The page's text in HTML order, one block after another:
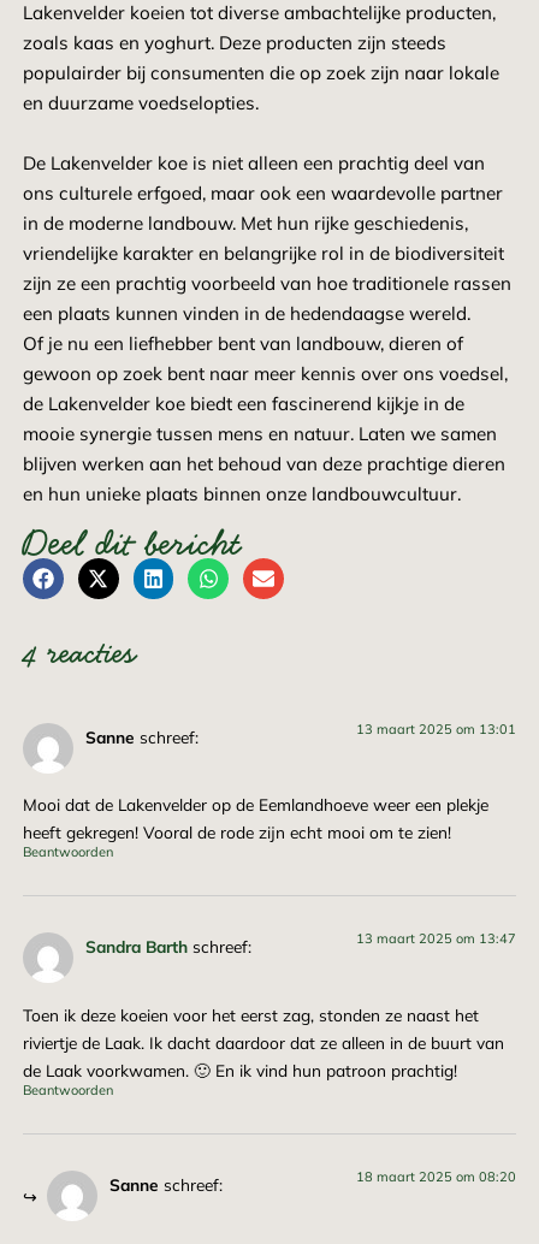
Lakenvelder koeien tot diverse ambachtelijke producten,
zoals kaas en yoghurt. Deze producten zijn steeds
populairder bij consumenten die op zoek zijn naar lokale
en duurzame voedselopties.
De Lakenvelder koe is niet alleen een prachtig deel van
ons culturele erfgoed, maar ook een waardevolle partner
in de moderne landbouw. Met hun rijke geschiedenis,
vriendelijke karakter en belangrijke rol in de biodiversiteit
zijn ze een prachtig voorbeeld van hoe traditionele rassen
een plaats kunnen vinden in de hedendaagse wereld.
Of je nu een liefhebber bent van landbouw, dieren of
gewoon op zoek bent naar meer kennis over ons voedsel,
de Lakenvelder koe biedt een fascinerend kijkje in de
mooie synergie tussen mens en natuur. Laten we samen
blijven werken aan het behoud van deze prachtige dieren
en hun unieke plaats binnen onze landbouwcultuur.
Deel dit bericht
4 reacties
Sanne schreef: 13 maart 2025 om 13:01
Mooi dat de Lakenvelder op de Eemlandhoeve weer een plekje
heeft gekregen! Vooral de rode zijn echt mooi om te zien!
Beantwoorden
Sandra Barth schreef: 13 maart 2025 om 13:47
Toen ik deze koeien voor het eerst zag, stonden ze naast het
riviertje de Laak. Ik dacht daardoor dat ze alleen in de buurt van
de Laak voorkwamen. 🙂 En ik vind hun patroon prachtig!
Beantwoorden
Sanne schreef: 18 maart 2025 om 08:20